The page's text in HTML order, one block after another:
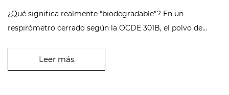
¿Qué significa realmente “biodegradable”? En un
respirómetro cerrado según la OCDE 301B, el polvo de
Leer más